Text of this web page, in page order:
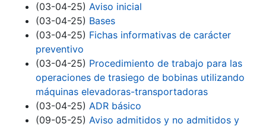
(03-04-25) Aviso inicial
(03-04-25) Bases
(03-04-25) Fichas informativas de carácter
preventivo
(03-04-25) Procedimiento de trabajo para las
operaciones de trasiego de bobinas utilizando
máquinas elevadoras-transportadoras
(03-04-25) ADR básico
(09-05-25) Aviso admitidos y no admitidos y